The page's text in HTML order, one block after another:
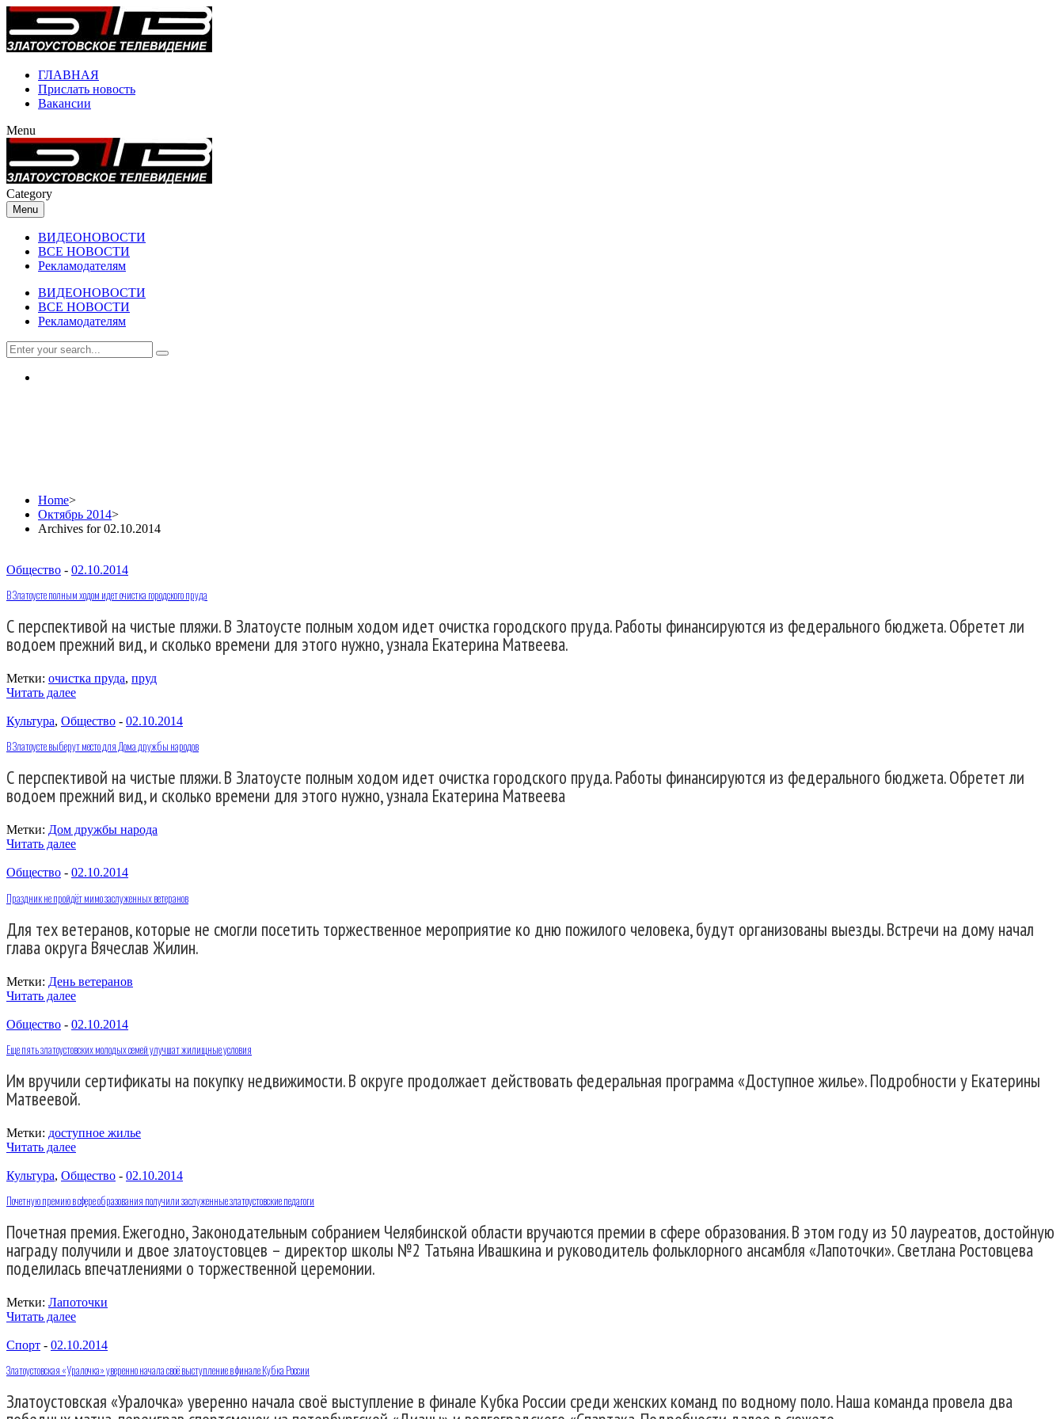
ГЛАВНАЯ
Прислать новость
Вакансии
Menu
Category
Menu
ВИДЕОНОВОСТИ
ВСЕ НОВОСТИ
Рекламодателям
ВИДЕОНОВОСТИ
ВСЕ НОВОСТИ
Рекламодателям
Home>
Октябрь 2014>
Archives for 02.10.2014
Общество - 02.10.2014
В Златоусте полным ходом идет очистка городского пруда
С перспективой на чистые пляжи. В Златоусте полным ходом идет очистка городского пруда. Работы финансируются из федерального бюджета. Обретет ли
водоем прежний вид, и сколько времени для этого нужно, узнала Екатерина Матвеева.
Метки: очистка пруда, пруд
Читать далее
Культура, Общество - 02.10.2014
В Златоусте выберут место для Дома дружбы народов
С перспективой на чистые пляжи. В Златоусте полным ходом идет очистка городского пруда. Работы финансируются из федерального бюджета. Обретет ли
водоем прежний вид, и сколько времени для этого нужно, узнала Екатерина Матвеева
Метки: Дом дружбы народа
Читать далее
Общество - 02.10.2014
Праздник не пройдёт мимо заслуженных ветеранов
Для тех ветеранов, которые не смогли посетить торжественное мероприятие ко дню пожилого человека, будут организованы выезды. Встречи на дому начал
глава округа Вячеслав Жилин.
Метки: День ветеранов
Читать далее
Общество - 02.10.2014
Еще пять златоустовских молодых семей улучшат жилищные условия
Им вручили сертификаты на покупку недвижимости. В округе продолжает действовать федеральная программа «Доступное жилье». Подробности у Екатерины
Матвеевой.
Метки: доступное жилье
Читать далее
Культура, Общество - 02.10.2014
Почетную премию в сфере образования получили заслуженные златоустовские педагоги
Почетная премия. Ежегодно, Законодательным собранием Челябинской области вручаются премии в сфере образования. В этом году из 50 лауреатов, достойную
награду получили и двое златоустовцев – директор школы №2 Татьяна Ивашкина и руководитель фольклорного ансамбля «Лапоточки». Светлана Ростовцева
поделилась впечатлениями о торжественной церемонии.
Метки: Лапоточки
Читать далее
Спорт - 02.10.2014
Златоустовская «Уралочка» уверенно начала своё выступление в финале Кубка России
Златоустовская «Уралочка» уверенно начала своё выступление в финале Кубка России среди женских команд по водному поло. Наша команда провела два